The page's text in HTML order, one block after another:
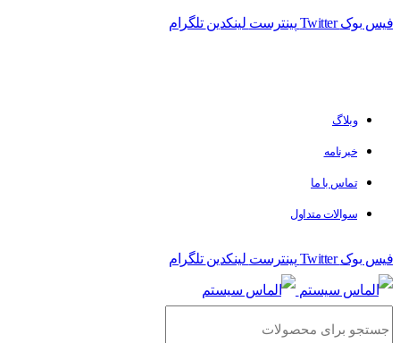
فیس بوک Twitter پینترست لینکدین تلگرام
وبلاگ
خبرنامه
تماس با ما
سوالات متداول
فیس بوک Twitter پینترست لینکدین تلگرام